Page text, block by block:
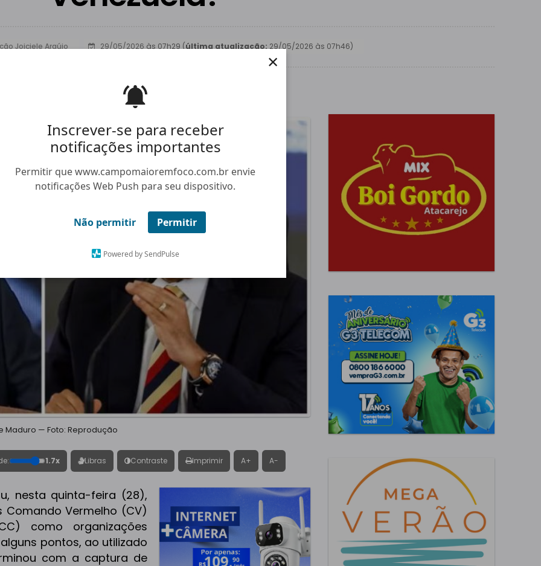
Inscrever-se para receber
notificações importantes
Permitir que www.campomaioremfoco.com.br envie
notificações Web Push para seu dispositivo.
Não permitir Permitir
Powered by SendPulse
×
Joiciele Araújo 29/05/2026 às 07h29 (última atualização: 29/05/2026 às 07h46)
Facebook
Maduro — Foto: Reprodução
1.7x Libras Contraste Imprimir A+ A-
nesta quinta-feira (28),
Vermelho (CV)
como organizações
pontos, ao utilizado
com a captura de